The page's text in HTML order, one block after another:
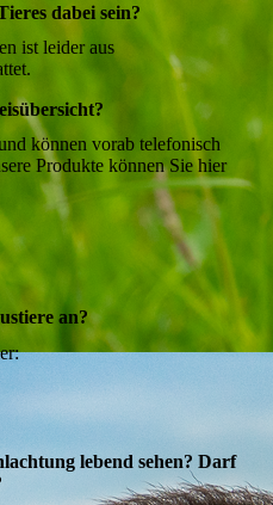
dabei sein?
ist leider aus
können vorab telefonisch
Produkte können Sie hier
an?
lebend sehen? Darf